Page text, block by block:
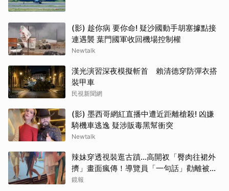
(影) 趁你病 要你命! 疑沙國動手胡塞據點接
連遇襲 葉門國軍收回機場控制權
Newtalk
漢光演習深夜模擬斬首 賴清德穿防彈衣搭
裝甲車
民視新聞網
(影) 墨西哥網紅直播中遭近距離槍殺! 凶嫌
騎機車逃逸 疑涉販毒黑幫衝突
Newtalk
辣妹穿透視裝逛古蹟…高開衩「臀肉往裙外
擠」畫面瘋傳！導覽員「一句話」勸離被狂
讚
鏡報